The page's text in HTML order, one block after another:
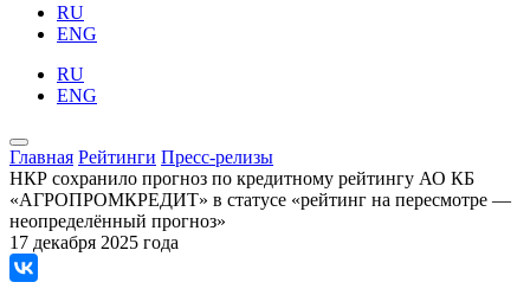
RU
ENG
RU
ENG
Главная Рейтинги Пресс-релизы
НКР сохранило прогноз по кредитному рейтингу АО КБ
«АГРОПРОМКРЕДИТ» в статусе «рейтинг на пересмотре —
неопределённый прогноз»
17 декабря 2025 года